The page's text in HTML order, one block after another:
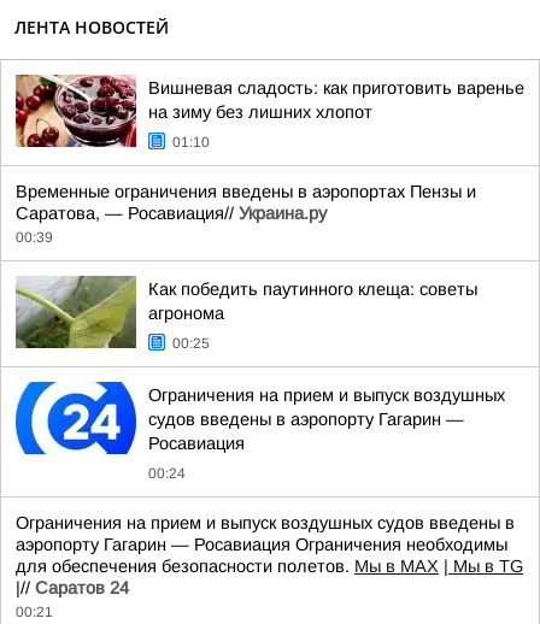
ЛЕНТА НОВОСТЕЙ
Вишневая сладость: как приготовить варенье
на зиму без лишних хлопот
01:10
Временные ограничения введены в аэропортах Пензы и
Саратова, — Росавиация// Украина.ру
00:39
Как победить паутинного клеща: советы
агронома
00:25
Ограничения на прием и выпуск воздушных
судов введены в аэропорту Гагарин —
Росавиация
00:24
Ограничения на прием и выпуск воздушных судов введены в
аэропорту Гагарин — Росавиация Ограничения необходимы
для обеспечения безопасности полетов. Мы в MAX | Мы в TG
|// Саратов 24
00:21